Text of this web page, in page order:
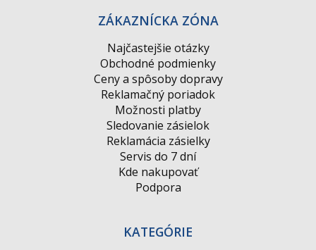
ZÁKAZNÍCKA ZÓNA
Najčastejšie otázky
Obchodné podmienky
Ceny a spôsoby dopravy
Reklamačný poriadok
Možnosti platby
Sledovanie zásielok
Reklamácia zásielky
Servis do 7 dní
Kde nakupovať
Podpora
KATEGÓRIE